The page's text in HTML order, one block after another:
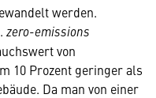
werden.
zero-emissions
von
10 Prozent geringer als
Da man von einer